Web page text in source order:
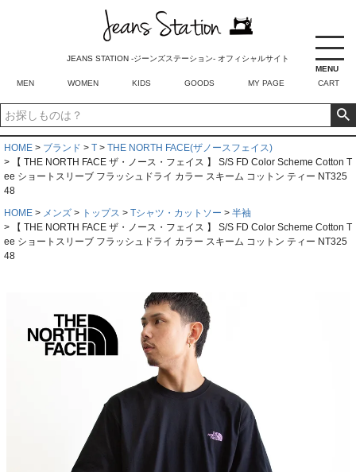
MENU
JEANS STATION -ジーンズステーション- オフィシャルサイト
MEN WOMEN KIDS GOODS MY PAGE CART
HOME ブランド T
THE NORTH FACE(ザノースフェイス)
【 THE NORTH FACE ザ・ノース・フェイス 】 S/S FD Color Scheme Cotton T
ee ショートスリーブ フラッシュドライ カラー スキーム コットン ティー NT325
48
HOME
メンズ トップス Tシャツ・カットソー
半袖
【 THE NORTH FACE ザ・ノース・フェイス 】 S/S FD Color Scheme Cotton T
ee ショートスリーブ フラッシュドライ カラー スキーム コットン ティー NT325
48